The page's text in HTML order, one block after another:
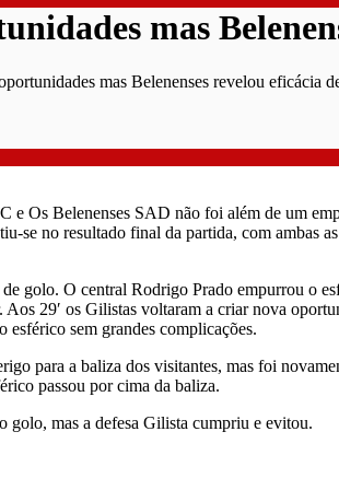
mas
mas Belenenses revelou eficácia
Os Belenenses SAD não foi além de um
se no resultado final da partida, com ambas
golo. O central Rodrigo Prado empurrou o
29′ os Gilistas voltaram a criar nova
esférico sem grandes complicações.
para a baliza dos visitantes, mas foi
passou por cima da baliza.
golo, mas a defesa Gilista cumpriu e evitou.